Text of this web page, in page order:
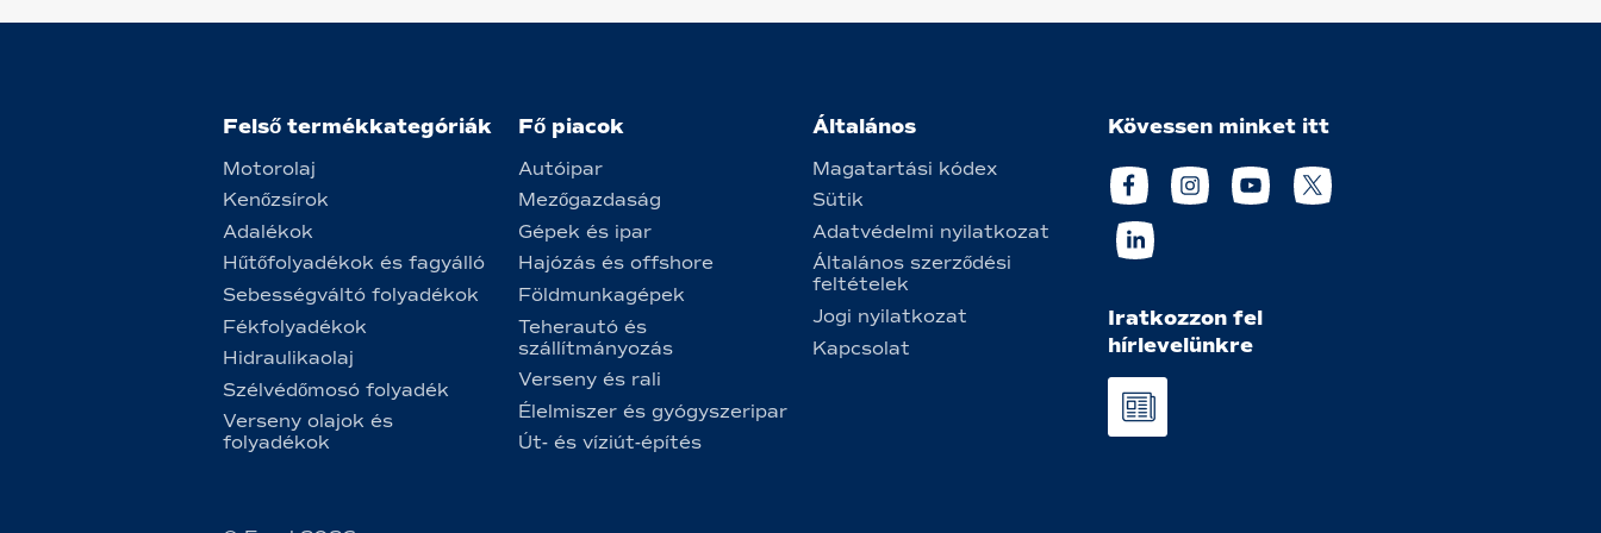
Felső termékkategóriák
Motorolaj
Kenőzsírok
Adalékok
Hűtőfolyadékok és fagyálló
Sebességváltó folyadékok
Fékfolyadékok
Hidraulikaolaj
Szélvédőmosó folyadék
Verseny olajok és
folyadékok
Fő piacok
Autóipar
Mezőgazdaság
Gépek és ipar
Hajózás és offshore
Földmunkagépek
Teherautó és
szállítmányozás
Verseny és rali
Élelmiszer és gyógyszeripar
Út- és víziút-építés
Általános
Magatartási kódex
Sütik
Adatvédelmi nyilatkozat
Általános szerződési
feltételek
Jogi nyilatkozat
Kapcsolat
Kövessen minket itt
Iratkozzon fel
hírlevelünkre